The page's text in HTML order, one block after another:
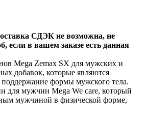
СДЭК не возможна, не
если в вашем заказе есть данная
Mega Zemax SX для мужских и
добавок, которые являются
формы мужского тела.
для мужчин Mega We care, который
мужчиной в физической форме,